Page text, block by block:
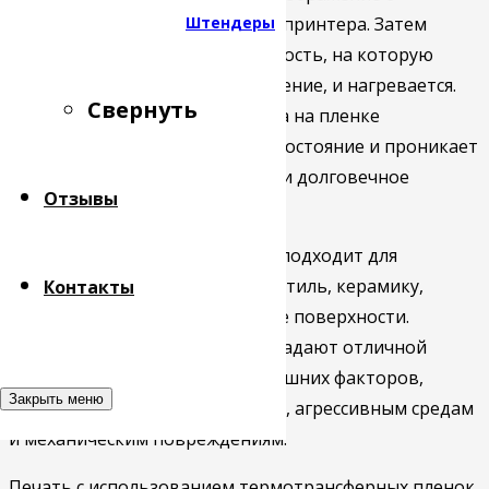
Штендеры
Свернуть
Отзывы
Контакты
Закрыть меню
помощью термотрансферного принтера. Затем
пленка помещается на поверхность, на которую
необходимо передать изображение, и нагревается.
Под воздействием тепла краска на пленке
превращается в газообразное состояние и проникает
в поверхность, создавая яркое и долговечное
изображение.
Такой метод печати идеально подходит для
нанесения изображений на текстиль, керамику,
стекло, пластик, бумагу и другие поверхности.
Термотрансферные пленки обладают отличной
стойкостью к воздействию внешних факторов,
ультрафиолетовому излучению, агрессивным средам
и механическим повреждениям.